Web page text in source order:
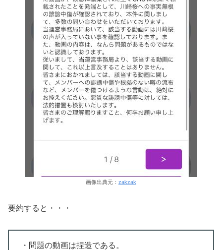
画像出典元： zakzak
要約すると・・・
・問題の動画は捏造である。